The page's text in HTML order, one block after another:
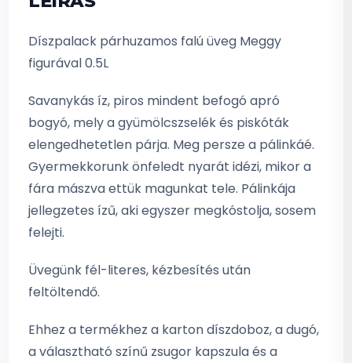
Díszpalack párhuzamos falú üveg Meggy
figurával 0.5L
Savanykás íz, piros mindent befogó apró
bogyó, mely a gyümölcszselék és piskóták
elengedhetetlen párja. Meg persze a pálinkáé.
Gyermekkorunk önfeledt nyarát idézi, mikor a
fára mászva ettük magunkat tele. Pálinkája
jellegzetes ízű, aki egyszer megkóstolja, sosem
felejti.
Üvegünk fél-literes, kézbesítés után
feltöltendő.
Ehhez a termékhez a karton díszdoboz, a dugó,
a választható színű zsugor kapszula és a